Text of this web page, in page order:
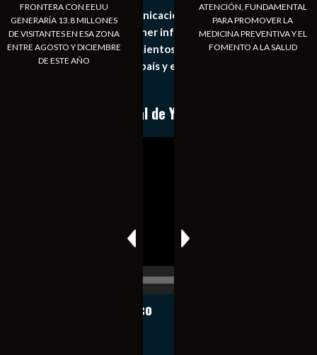
Somos un medio de comunicación digital que tiene como
principal objetivo mantener informado al publico en
general de los acontecimientos mas recientes e
importantes de nuestro país y el mundo de forma eficaz,
Conoce nuestro canal de YouTube
Notiexpress de México
FRONTERA CON EEUU
GENERARÍA 13.8 MILLONES
DE VISITANTES EN ESA ZONA
ENTRE AGOSTO Y DICIEMBRE
DE ESTE AÑO
ATENCIÓN, FUNDAMENTAL
PARA PROMOVER LA
MEDICINA PREVENTIVA Y EL
FOMENTO A LA SALUD